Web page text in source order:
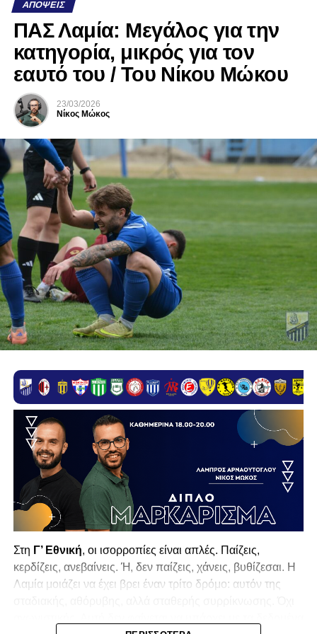
ΑΠΌΨΕΙΣ
ΠΑΣ Λαμία: Μεγάλος για την
κατηγορία, μικρός για τον
εαυτό του / Του Νίκου Μώκου
23/03/2026
Νίκος Μώκος
Στη Γ’ Εθνική, οι ισορροπίες είναι απλές. Παίζεις,
κερδίζεις, ανεβαίνεις. Ή, δεν παίζεις, χάνεις, βυθίζεσαι. Η
Λαμία μοιάζει να έχει βρει έναν τρίτο δρόμο: αυτόν της